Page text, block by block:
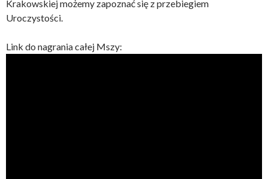
Krakowskiej możemy zapoznać się z przebiegiem
Uroczystości.
Link do nagrania całej Mszy: